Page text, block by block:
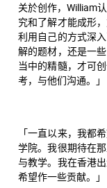
关於创作，William
究和了解才能成形
利用自己的方式深
解的题材，还是一
当中的精髓，才可
考，与他们沟通。」
「一直以来，我都
学院。我很期待在
与教学。我在香港
希望作一些贡献。」